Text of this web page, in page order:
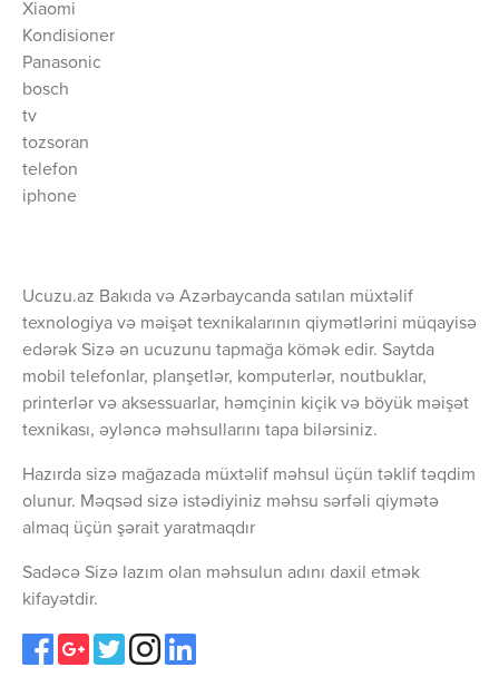
Xiaomi
Kondisioner
Panasonic
bosch
tv
tozsoran
telefon
iphone
Ucuzu.az Bakıda və Azərbaycanda satılan müxtəlif
texnologiya və məişət texnikalarının qiymətlərini müqayisə
edərək Sizə ən ucuzunu tapmağa kömək edir. Saytda
mobil telefonlar, planşetlər, komputerlər, noutbuklar,
printerlər və aksessuarlar, həmçinin kiçik və böyük məişət
texnikası, əyləncə məhsullarını tapa bilərsiniz.
Hazırda sizə mağazada müxtəlif məhsul üçün təklif təqdim
olunur. Məqsəd sizə istədiyiniz məhsu sərfəli qiymətə
almaq üçün şərait yaratmaqdır
Sadəcə Sizə lazım olan məhsulun adını daxil etmək
kifayətdir.